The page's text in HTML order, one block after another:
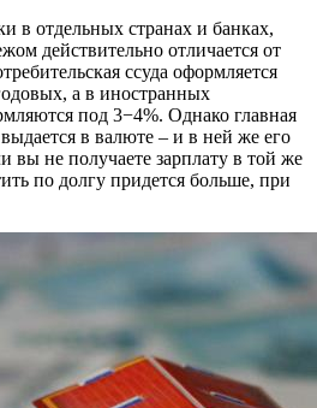
в отдельных странах и банках,
действительно отличается от
ссуда оформляется
а в иностранных
под 3−4%. Однако главная
в валюте – и в ней же его
вы не получаете зарплату в той же
по долгу придется больше, при